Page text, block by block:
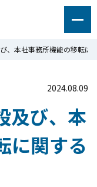
、本社事務所機能の移転に
2024.08.09
及び、本
に関する